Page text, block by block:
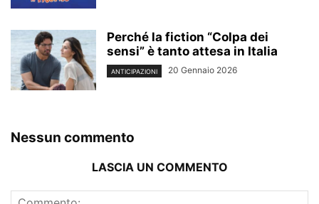
Perché la fiction “Colpa dei
sensi” è tanto attesa in Italia
ANTICIPAZIONI 20 Gennaio 2026
Nessun commento
LASCIA UN COMMENTO